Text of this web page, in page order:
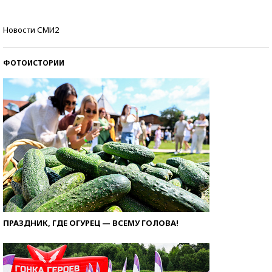
Новости СМИ2
ФОТОИСТОРИИ
ПРАЗДНИК, ГДЕ ОГУРЕЦ — ВСЕМУ ГОЛОВА!